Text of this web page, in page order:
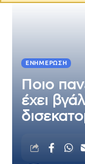
ΕΝΗΜΈΡΩΣΗ
Ποιο
έχει